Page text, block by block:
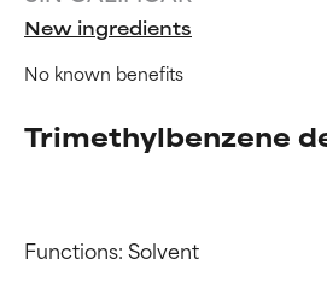
New ingredients
No known benefits
Trimethylbenzene
Functions: Solvent